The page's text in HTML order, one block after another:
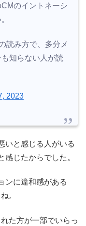
のイントネーシ
読み方で、多分メ
知らない人が読
2023
いと感じる人がいる
じたからでした。
ンに違和感がある
。
た方が一部でいらっ